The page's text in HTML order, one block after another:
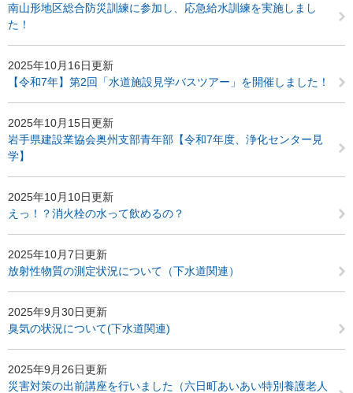
南山形地区総合防災訓練に参加し、応急給水訓練を実施しまし
た！
2025年10月16日更新
【令和7年】第2回「水道施設見学バスツアー」を開催しました！
2025年10月15日更新
岩手県建設業協会奥州支部青年部【令和7年度、浄化センター見
学】
2025年10月10日更新
えっ！？消火栓の水って飲めるの？
2025年10月7日更新
放射性物質の測定状況について（下水道関連）
2025年9月30日更新
臭気の状況について(下水道関連)
2025年9月26日更新
災害対策の出前講座を行いました（六日町あいあい特別養護老人